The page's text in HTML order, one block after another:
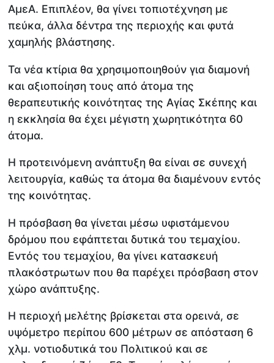
ΑμεΑ. Επιπλέον, θα γίνει τοπιοτέχνηση με
πεύκα, άλλα δέντρα της περιοχής και φυτά
χαμηλής βλάστησης.
Τα νέα κτίρια θα χρησιμοποιηθούν για διαμονή
και αξιοποίηση τους από άτομα της
θεραπευτικής κοινότητας της Αγίας Σκέπης και
η εκκλησία θα έχει μέγιστη χωρητικότητα 60
άτομα.
Η προτεινόμενη ανάπτυξη θα είναι σε συνεχή
λειτουργία, καθώς τα άτομα θα διαμένουν εντός
της κοινότητας.
Η πρόσβαση θα γίνεται μέσω υφιστάμενου
δρόμου που εφάπτεται δυτικά του τεμαχίου.
Εντός του τεμαχίου, θα γίνει κατασκευή
πλακόστρωτων που θα παρέχει πρόσβαση στον
χώρο ανάπτυξης.
Η περιοχή μελέτης βρίσκεται στα ορεινά, σε
υψόμετρο περίπου 600 μέτρων σε απόσταση 6
χλμ. νοτιοδυτικά του Πολιτικού και σε